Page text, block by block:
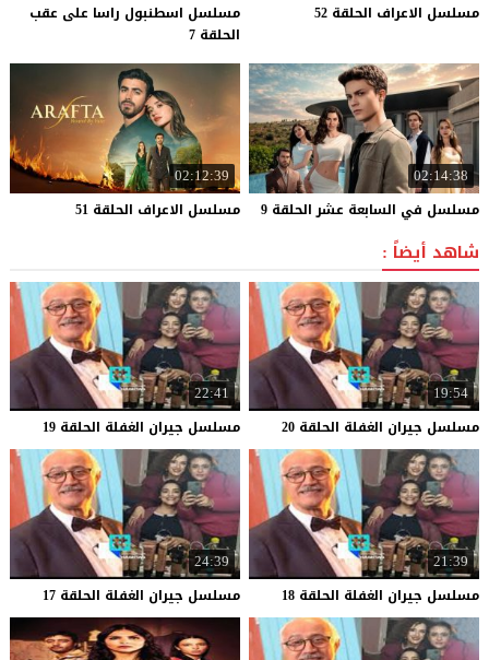
مسلسل الاعراف الحلقة 52
مسلسل اسطنبول راسا على عقب
الحلقة 7
02:14:38
مسلسل في السابعة عشر الحلقة 9
02:12:39
مسلسل الاعراف الحلقة 51
شاهد أيضاً :
19:54
مسلسل جيران الغفلة الحلقة 20
22:41
مسلسل جيران الغفلة الحلقة 19
21:39
مسلسل جيران الغفلة الحلقة 18
24:39
مسلسل جيران الغفلة الحلقة 17